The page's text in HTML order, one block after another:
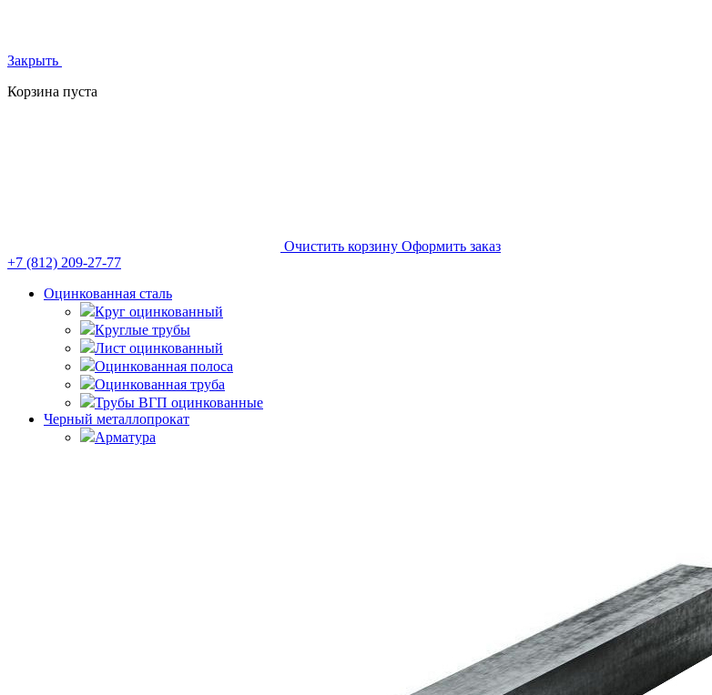
Закрыть
Корзина пуста
Очистить корзину Оформить заказ
+7 (812) 209-27-77
Оцинкованная сталь
Круг оцинкованный
Круглые трубы
Лист оцинкованный
Оцинкованная полоса
Оцинкованная труба
Трубы ВГП оцинкованные
Черный металлопрокат
Арматура